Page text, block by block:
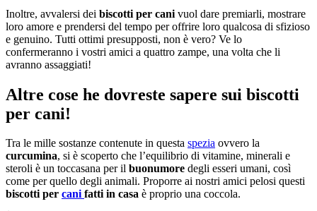
Inoltre, avvalersi dei biscotti per cani vuol dare premiarli, mostrare
loro amore e prendersi del tempo per offrire loro qualcosa di sfizioso
e genuino. Tutti ottimi presupposti, non è vero? Ve lo
confermeranno i vostri amici a quattro zampe, una volta che li
avranno assaggiati!
Altre cose he dovreste sapere sui biscotti
per cani!
Tra le mille sostanze contenute in questa spezia ovvero la
curcumina, si è scoperto che l’equilibrio di vitamine, minerali e
steroli è un toccasana per il buonumore degli esseri umani, così
come per quello degli animali. Proporre ai nostri amici pelosi questi
biscotti per canifatti in casa è proprio una coccola.